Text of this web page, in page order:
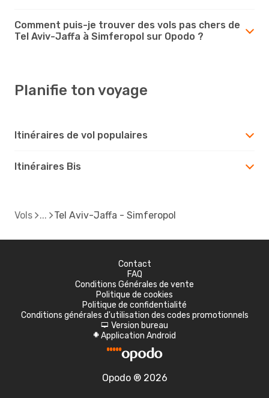
Comment puis-je trouver des vols pas chers de
Tel Aviv-Jaffa à Simferopol sur Opodo ?
Planifie ton voyage
Itinéraires de vol populaires
Itinéraires Bis
Vols Tel Aviv-Jaffa - Simferopol
Contact
FAQ
Conditions Générales de vente
Politique de cookies
Politique de confidentialité
Conditions générales d'utilisation des codes promotionnels
d Version bureau
A Application Android
Opodo ® 2026